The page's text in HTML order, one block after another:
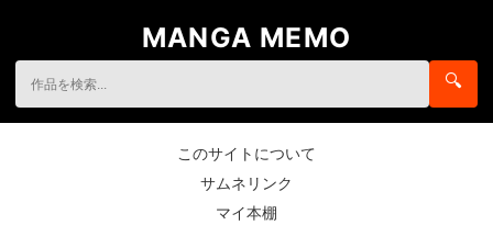
MANGA MEMO
🔍
このサイトについて
サムネリンク
マイ本棚